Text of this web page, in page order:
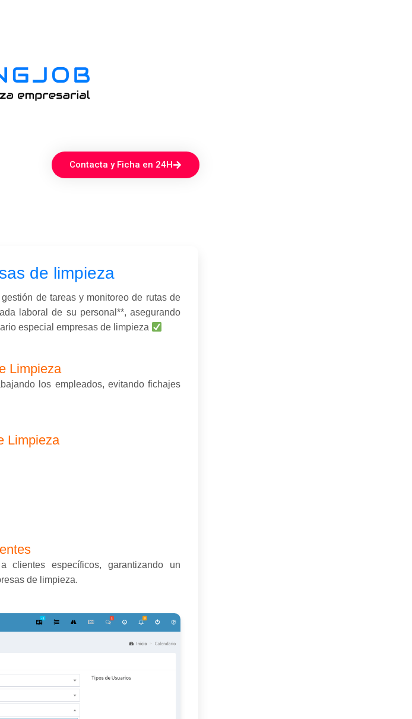
Contacta y Ficha en 24H
de limpieza
de tareas y monitoreo de rutas de
laboral de su personal**, asegurando
especial empresas de limpieza
Limpieza
los empleados, evitando fichajes
Limpieza
clientes específicos, garantizando un
de limpieza.